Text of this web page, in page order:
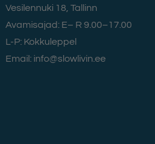
Vesilennuki 18, Tallinn
Avamisajad: E– R 9.00–17.00
L-P: Kokkuleppel
Email: info@slowlivin.ee